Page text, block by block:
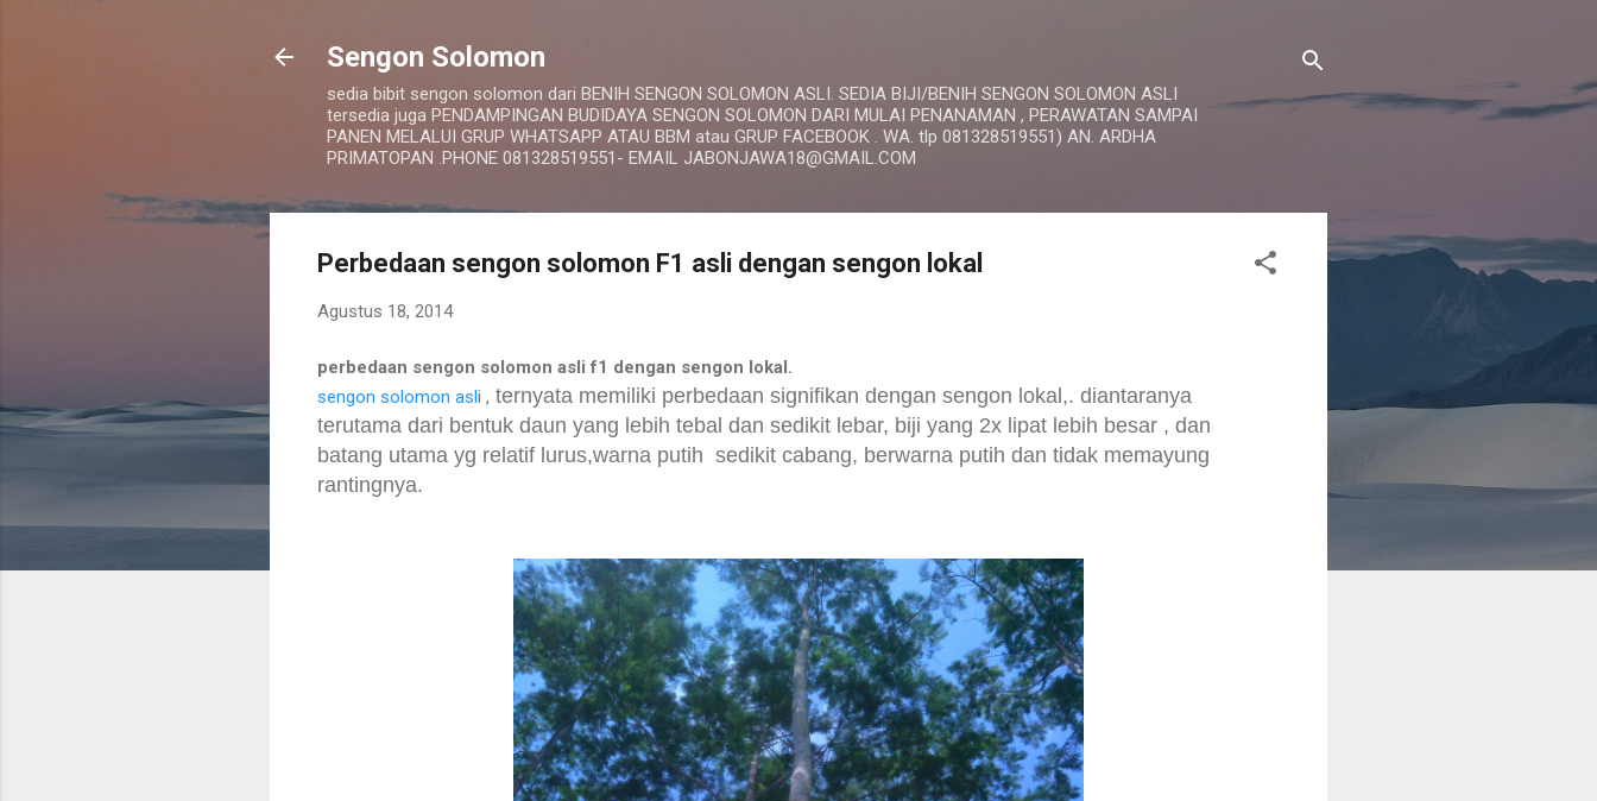
Sengon Solomon
sedia bibit sengon solomon dari BENIH SENGON SOLOMON ASLI. SEDIA BIJI/BENIH SENGON SOLOMON ASLI
tersedia juga PENDAMPINGAN BUDIDAYA SENGON SOLOMON DARI MULAI PENANAMAN , PERAWATAN SAMPAI
PANEN MELALUI GRUP WHATSAPP ATAU BBM atau GRUP FACEBOOK . WA. tlp 081328519551) AN. ARDHA
PRIMATOPAN .PHONE 081328519551- EMAIL JABONJAWA18@GMAIL.COM
Perbedaan sengon solomon F1 asli dengan sengon lokal
Agustus 18, 2014
perbedaan sengon solomon asli f1 dengan sengon lokal.
sengon solomon asli , ternyata memiliki perbedaan signifikan dengan sengon lokal,. diantaranya
terutama dari bentuk daun yang lebih tebal dan sedikit lebar, biji yang 2x lipat lebih besar , dan
batang utama yg relatif lurus,warna putih sedikit cabang, berwarna putih dan tidak memayung
rantingnya.